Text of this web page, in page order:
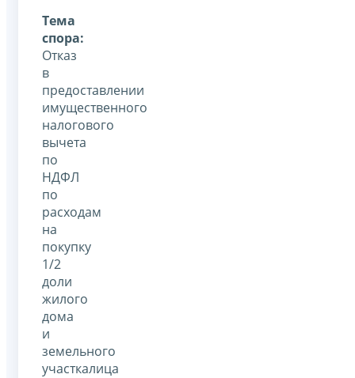
Тема
спора:
Отказ
в
предоставлении
имущественного
налогового
вычета
по
НДФЛ
по
расходам
на
покупку
1/2
доли
жилого
дома
и
земельного
участкалица